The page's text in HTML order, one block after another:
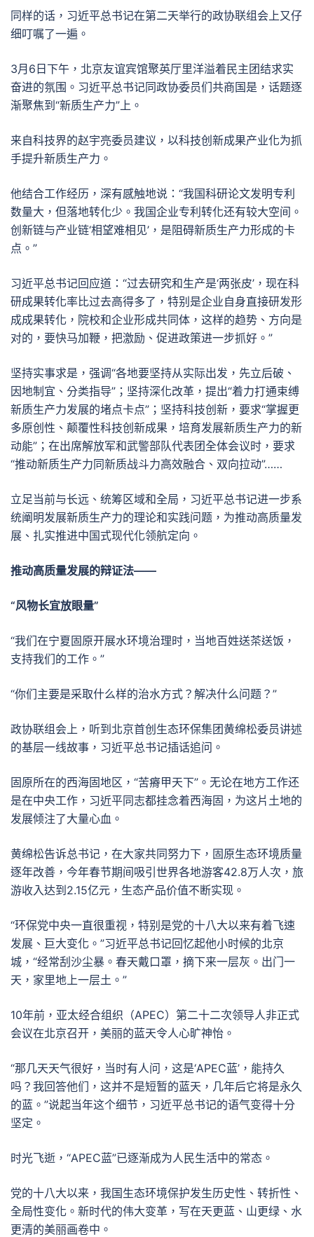
同样的话，习近平总书记在第二天举行的政协联组会上又仔
细叮嘱了一遍。
3月6日下午，北京友谊宾馆聚英厅里洋溢着民主团结求实
奋进的氛围。习近平总书记同政协委员们共商国是，话题逐
渐聚焦到“新质生产力”上。
来自科技界的赵宇亮委员建议，以科技创新成果产业化为抓
手提升新质生产力。
他结合工作经历，深有感触地说：“我国科研论文发明专利
数量大，但落地转化少。我国企业专利转化还有较大空间。
创新链与产业链‘相望难相见’，是阻碍新质生产力形成的卡
点。”
习近平总书记回应道：“过去研究和生产是‘两张皮’，现在科
研成果转化率比过去高得多了，特别是企业自身直接研发形
成成果转化，院校和企业形成共同体，这样的趋势、方向是
对的，要快马加鞭，把激励、促进政策进一步抓好。”
坚持实事求是，强调“各地要坚持从实际出发，先立后破、
因地制宜、分类指导”；坚持深化改革，提出“着力打通束缚
新质生产力发展的堵点卡点”；坚持科技创新，要求“掌握更
多原创性、颠覆性科技创新成果，培育发展新质生产力的新
动能”；在出席解放军和武警部队代表团全体会议时，要求
“推动新质生产力同新质战斗力高效融合、双向拉动”……
立足当前与长远、统筹区域和全局，习近平总书记进一步系
统阐明发展新质生产力的理论和实践问题，为推动高质量发
展、扎实推进中国式现代化领航定向。
推动高质量发展的辩证法——
“风物长宜放眼量”
“我们在宁夏固原开展水环境治理时，当地百姓送茶送饭，
支持我们的工作。”
“你们主要是采取什么样的治水方式？解决什么问题？”
政协联组会上，听到北京首创生态环保集团黄绵松委员讲述
的基层一线故事，习近平总书记插话追问。
固原所在的西海固地区，“苦瘠甲天下”。无论在地方工作还
是在中央工作，习近平同志都挂念着西海固，为这片土地的
发展倾注了大量心血。
黄绵松告诉总书记，在大家共同努力下，固原生态环境质量
逐年改善，今年春节期间吸引世界各地游客42.8万人次，旅
游收入达到2.15亿元，生态产品价值不断实现。
“环保党中央一直很重视，特别是党的十八大以来有着飞速
发展、巨大变化。”习近平总书记回忆起他小时候的北京
城，“经常刮沙尘暴。春天戴口罩，摘下来一层灰。出门一
天，家里地上一层土。”
10年前，亚太经合组织（APEC）第二十二次领导人非正式
会议在北京召开，美丽的蓝天令人心旷神怡。
“那几天天气很好，当时有人问，这是‘APEC蓝’，能持久
吗？我回答他们，这并不是短暂的蓝天，几年后它将是永久
的蓝。”说起当年这个细节，习近平总书记的语气变得十分
坚定。
时光飞逝，“APEC蓝”已逐渐成为人民生活中的常态。
党的十八大以来，我国生态环境保护发生历史性、转折性、
全局性变化。新时代的伟大变革，写在天更蓝、山更绿、水
更清的美丽画卷中。